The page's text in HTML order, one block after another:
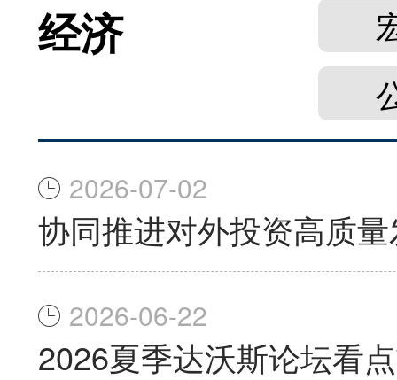
经济
2026-07-02
协同推进对外投资高质
2026-06-22
2026夏季达沃斯论坛看